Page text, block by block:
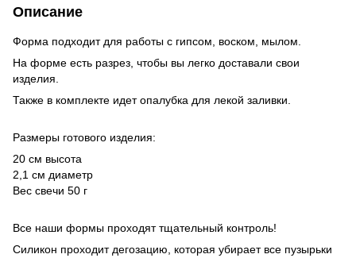
Описание
Форма подходит для работы с гипсом, воском, мылом.
На форме есть разрез, чтобы вы легко доставали свои
изделия.
Также в комплекте идет опалубка для лекой заливки.
Размеры готового изделия:
20 см высота
2,1 см диаметр
Вес свечи 50 г
Все наши формы проходят тщательный контроль!
Силикон проходит дегозацию, которая убирает все пузырьки